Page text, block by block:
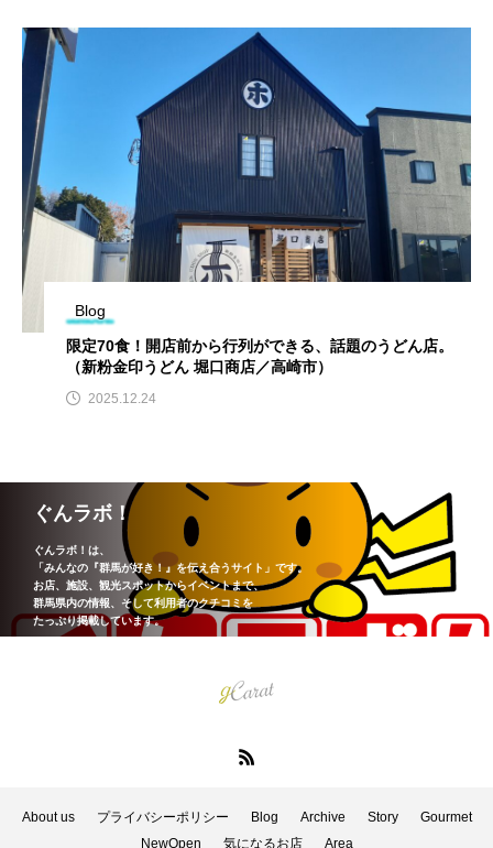
Blog
限定70食！開店前から行列ができる、話題のうどん店。
（新粉金印うどん 堀口商店／高崎市）
2025.12.24
ぐんラボ！
ぐんラボ！は、
「みんなの『群馬が好き！』を伝え合うサイト」です。
お店、施設、観光スポットからイベントまで、
群馬県内の情報、そして利用者のクチコミを
たっぷり掲載しています。
About us プライバシーポリシー Blog Archive Story
Gourmet
NewOpen
気になるお店 Area